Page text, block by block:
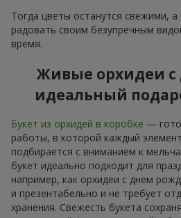
Тогда цветы останутся свежими, а
радовать своим безупречным
время.
Живые орхидеи с
идеальный
Букет из орхидей в коробке —
работы, в которой каждый
подбирается с вниманием к
букет идеально подходит для
например, как орхидеи с днем
и презентабельно и не требует
хранения. Свежесть букета